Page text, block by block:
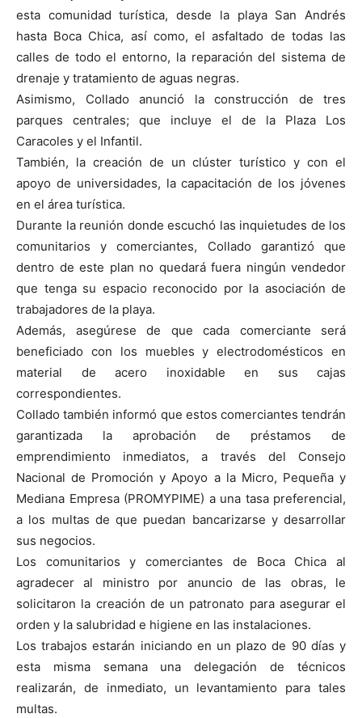
esta comunidad turística, desde la playa San Andrés
hasta Boca Chica, así como, el asfaltado de todas las
calles de todo el entorno, la reparación del sistema de
drenaje y tratamiento de aguas negras.
Asimismo, Collado anunció la construcción de tres
parques centrales; que incluye el de la Plaza Los
Caracoles y el Infantil.
También, la creación de un clúster turístico y con el
apoyo de universidades, la capacitación de los jóvenes
en el área turística.
Durante la reunión donde escuchó las inquietudes de los
comunitarios y comerciantes, Collado garantizó que
dentro de este plan no quedará fuera ningún vendedor
que tenga su espacio reconocido por la asociación de
trabajadores de la playa.
Además, asegúrese de que cada comerciante será
beneficiado con los muebles y electrodomésticos en
material de acero inoxidable en sus cajas
correspondientes.
Collado también informó que estos comerciantes tendrán
garantizada la aprobación de préstamos de
emprendimiento inmediatos, a través del Consejo
Nacional de Promoción y Apoyo a la Micro, Pequeña y
Mediana Empresa (PROMYPIME) a una tasa preferencial,
a los multas de que puedan bancarizarse y desarrollar
sus negocios.
Los comunitarios y comerciantes de Boca Chica al
agradecer al ministro por anuncio de las obras, le
solicitaron la creación de un patronato para asegurar el
orden y la salubridad e higiene en las instalaciones.
Los trabajos estarán iniciando en un plazo de 90 días y
esta misma semana una delegación de técnicos
realizarán, de inmediato, un levantamiento para tales
multas.